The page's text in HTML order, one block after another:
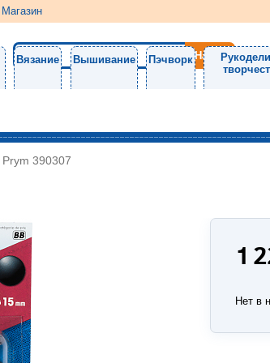
Магазин
Вязание Вышивание Пэчворк
Prym 390307
1
Нет в